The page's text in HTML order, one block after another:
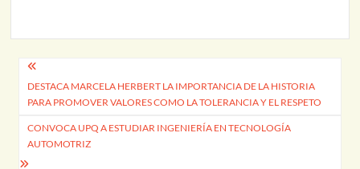
Navegación
de
entradas
DESTACA MARCELA HERBERT LA IMPORTANCIA DE LA HISTORIA
PARA PROMOVER VALORES COMO LA TOLERANCIA Y EL RESPETO
CONVOCA UPQ A ESTUDIAR INGENIERÍA EN TECNOLOGÍA
AUTOMOTRIZ